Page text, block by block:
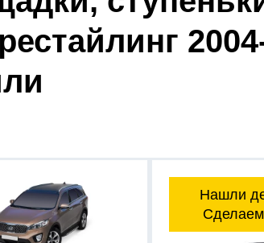
Нашли
Сделаем